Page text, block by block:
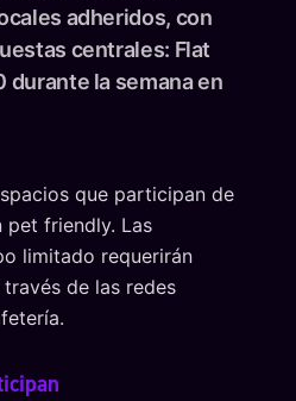
adheridos, con
centrales: Flat
durante la semana en
que participan de
pet friendly. Las
limitado requerirán
de las redes